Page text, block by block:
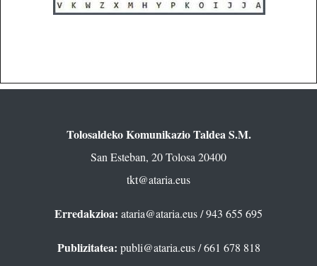
Tolosaldeko Komunikazio Taldea S.M.
San Esteban, 20 Tolosa 20400
tkt@ataria.eus
Erredakzioa: ataria@ataria.eus/ 943 655 695
Publizitatea: publi@ataria.eus/ 661 678 818